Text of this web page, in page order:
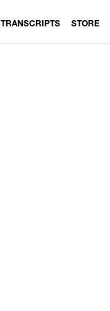
TRANSCRIPTS STORE